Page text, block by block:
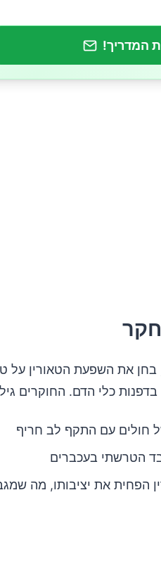
המדריך!
כלי הדם. החוקרים
חולים עם התקף לב חריף
הטרשתי בעכברים
הפחית את יציבותו, מה